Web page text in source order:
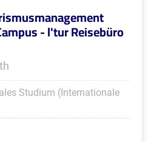
- l'tur Reisebüro
Studium (Internationale